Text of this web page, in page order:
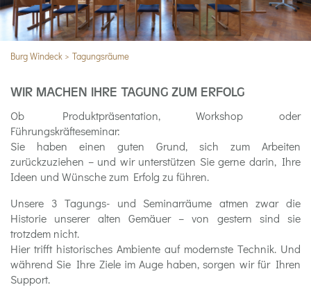
Burg Windeck Tagungsräume
WIR MACHEN IHRE TAGUNG ZUM ERFOLG
Ob Produktpräsentation, Workshop oder
Führungskräfteseminar:
Sie haben einen guten Grund, sich zum Arbeiten
zurückzuziehen – und wir unterstützen Sie gerne darin, Ihre
Ideen und Wünsche zum Erfolg zu führen.
Unsere 3 Tagungs- und Seminarräume atmen zwar die
Historie unserer alten Gemäuer – von gestern sind sie
trotzdem nicht.
Hier trifft historisches Ambiente auf modernste Technik. Und
während Sie Ihre Ziele im Auge haben, sorgen wir für Ihren
Support.